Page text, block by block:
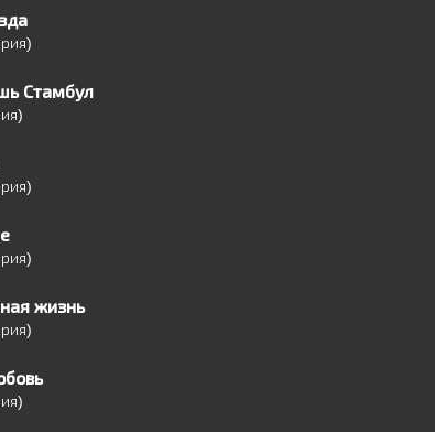
Стамбул
жизнь